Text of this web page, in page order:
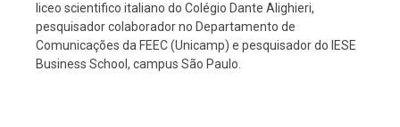
liceo scientifico italiano do Colégio Dante Alighieri,
pesquisador colaborador no Departamento de
Comunicações da FEEC (Unicamp) e pesquisador do IESE
Business School, campus São Paulo.